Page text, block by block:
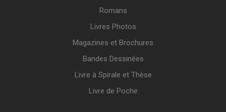
Romans
Livres Photos
Magazines et Brochures
Bandes Dessinées
Livre à Spirale et Thèse
Livre de Poche